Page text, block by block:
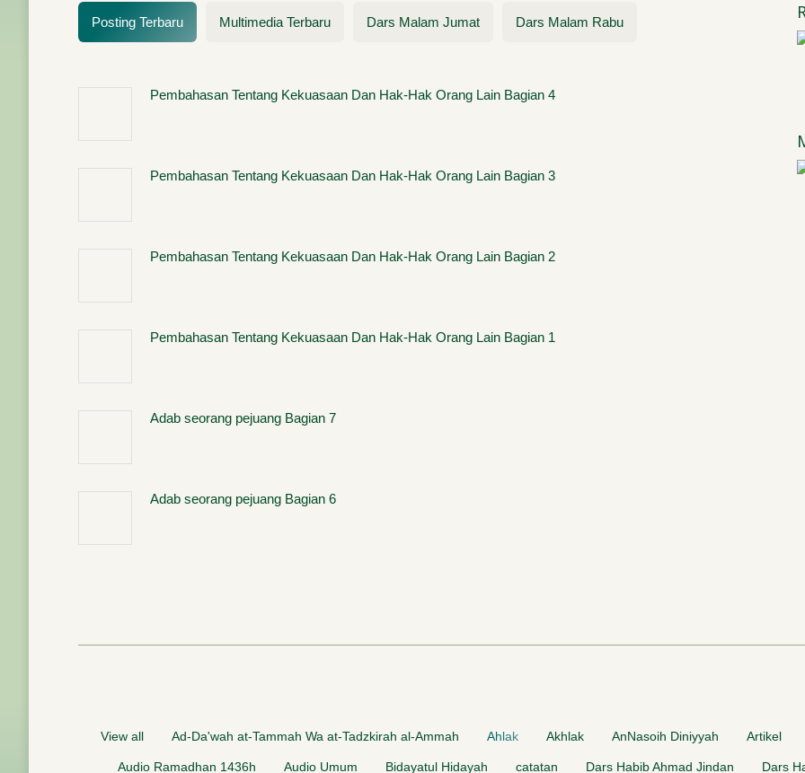
Posting Terbaru Multimedia Terbaru Dars Malam Jumat Dars Malam Rabu
Pembahasan Tentang Kekuasaan Dan Hak-Hak Orang Lain Bagian 4
Pembahasan Tentang Kekuasaan Dan Hak-Hak Orang Lain Bagian 3
Pembahasan Tentang Kekuasaan Dan Hak-Hak Orang Lain Bagian 2
Pembahasan Tentang Kekuasaan Dan Hak-Hak Orang Lain Bagian 1
Adab seorang pejuang Bagian 7
Adab seorang pejuang Bagian 6
View all Ad-Da'wah at-Tammah Wa at-Tadzkirah al-Ammah Ahlak Akhlak AnNasoih Diniyyah Artikel
Audio Ramadhan 1436h Audio Umum Bidayatul Hidayah catatan Dars Habib Ahmad Jindan Dars